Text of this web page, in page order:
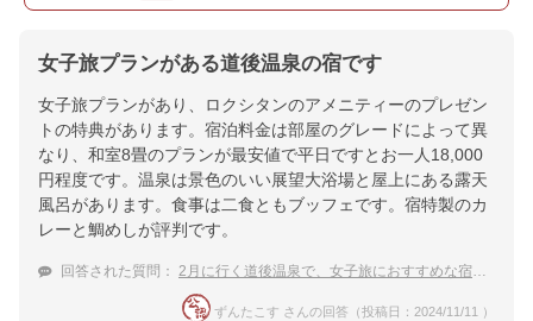
女子旅プランがある道後温泉の宿です
女子旅プランがあり、ロクシタンのアメニティーのプレゼン
トの特典があります。宿泊料金は部屋のグレードによって異
なり、和室8畳のプランが最安値で平日ですとお一人18,000
円程度です。温泉は景色のいい展望大浴場と屋上にある露天
風呂があります。食事は二食ともブッフェです。宿特製のカ
レーと鯛めしが評判です。
回答された質問： 2月に行く道後温泉で、女子旅におすすめな宿は？
ずんたこす さんの回答（投稿日：2024/11/11 ）